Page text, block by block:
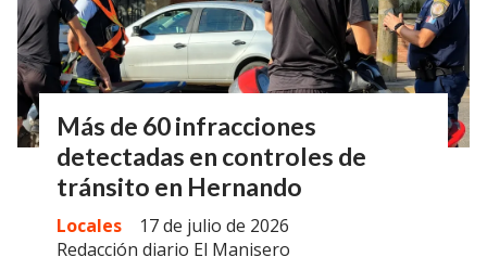
Más de 60 infracciones
detectadas en controles de
tránsito en Hernando
Redacción diario El Manisero
Locales 17 de julio de 2026